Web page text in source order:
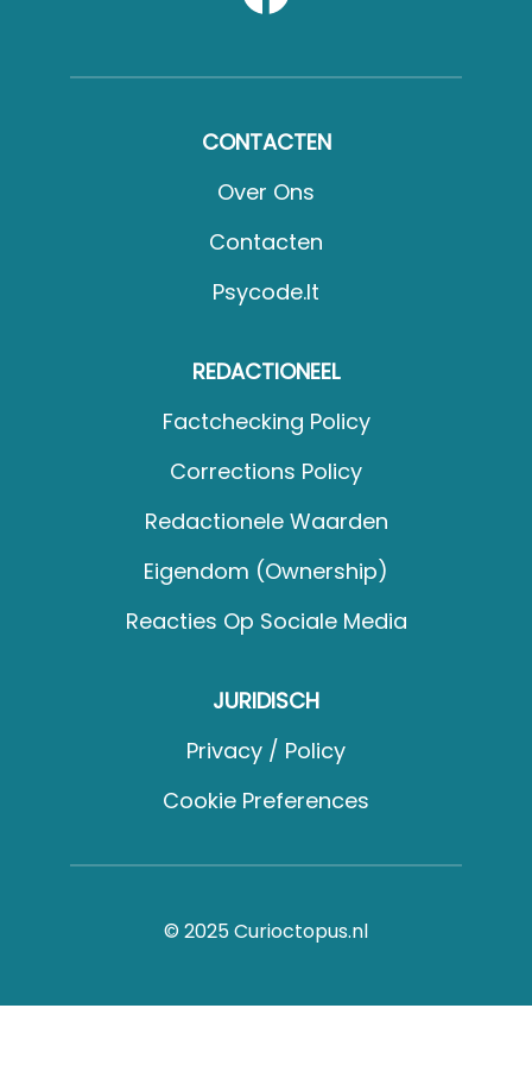
CONTACTEN
Over Ons
Contacten
Psycode.it
REDACTIONEEL
Factchecking Policy
Corrections Policy
Redactionele Waarden
Eigendom (Ownership)
Reacties Op Sociale Media
JURIDISCH
Privacy / Policy
Cookie Preferences
© 2025 Curioctopus.nl